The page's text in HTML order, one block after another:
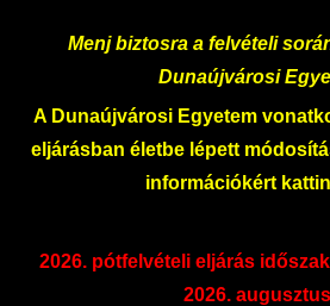
EHÖK
Hallgatókra érvényes
Kiemelt ösztöndíjak
HASIT
Neptun
K+F+I
Telefonkönyv
Minőségirányítás
Együttműködő
Menj biztosra a felvételi
Dunaújvárosi
A Dunaújvárosi Egyetem
eljárásban életbe lépett
információkért
2026. pótfelvételi eljárás
2026.